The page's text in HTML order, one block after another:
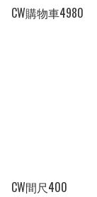
CW購物車4980
CW間尺400